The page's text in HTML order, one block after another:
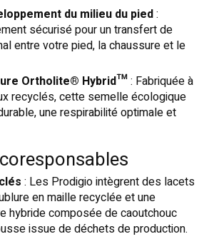
du milieu du pied:
sécurisé pour un transfert de
entre votre pied, la chaussure et le
Ortholite® Hybrid™: Fabriquée à
recyclés, cette semelle écologique
une respirabilité optimale et
: Les Prodigio intègrent des lacets
en maille recyclée et une
hybride composée de caoutchouc
issue de déchets de production.